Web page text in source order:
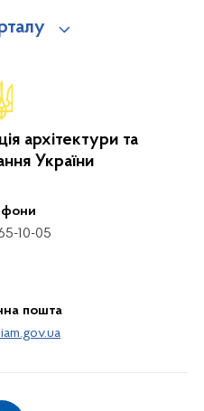
архітектури та
України
10-05
пошта